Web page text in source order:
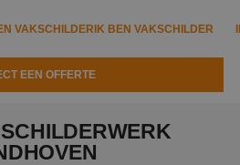
VAKSCHILDERIK BEN VAKSCHILDER
EEN OFFERTE
VAKSCHILDER ZOEKEN